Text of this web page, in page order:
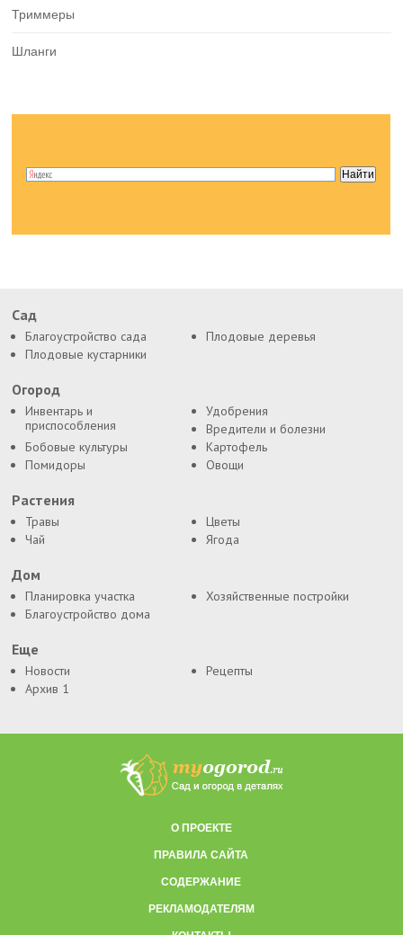
Триммеры
Шланги
Сад
Благоустройство сада
Плодовые деревья
Плодовые кустарники
Огород
Инвентарь и
приспособления
Удобрения
Вредители и болезни
Бобовые культуры
Картофель
Помидоры
Овощи
Растения
Травы
Цветы
Чай
Ягода
Дом
Планировка участка
Хозяйственные постройки
Благоустройство дома
Еще
Новости
Рецепты
Архив 1
О ПРОЕКТЕ
ПРАВИЛА САЙТА
СОДЕРЖАНИЕ
РЕКЛАМОДАТЕЛЯМ